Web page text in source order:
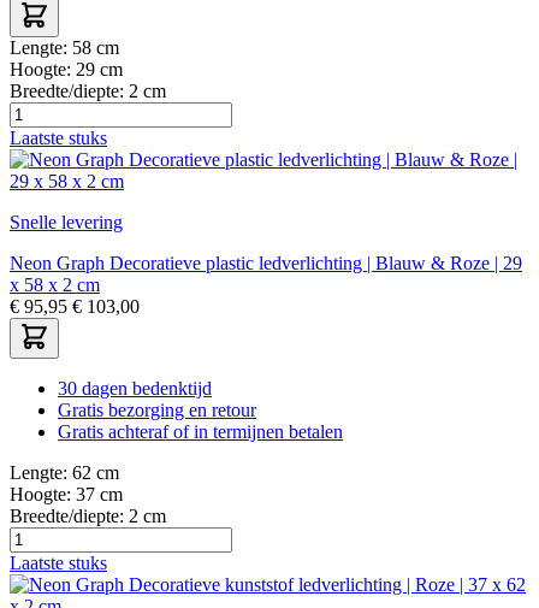
Lengte: 58 cm
Hoogte: 29 cm
Breedte/diepte: 2 cm
Laatste stuks
Snelle levering
Neon Graph Decoratieve plastic ledverlichting | Blauw & Roze | 29
x 58 x 2 cm
€ 95,95 € 103,00
30 dagen bedenktijd
Gratis bezorging en retour
Gratis achteraf of in termijnen betalen
Lengte: 62 cm
Hoogte: 37 cm
Breedte/diepte: 2 cm
Laatste stuks